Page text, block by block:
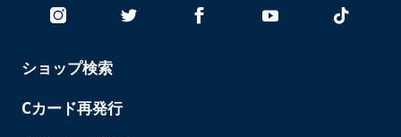
PADI
JAPAN
ショップ検索
Cカード再発行